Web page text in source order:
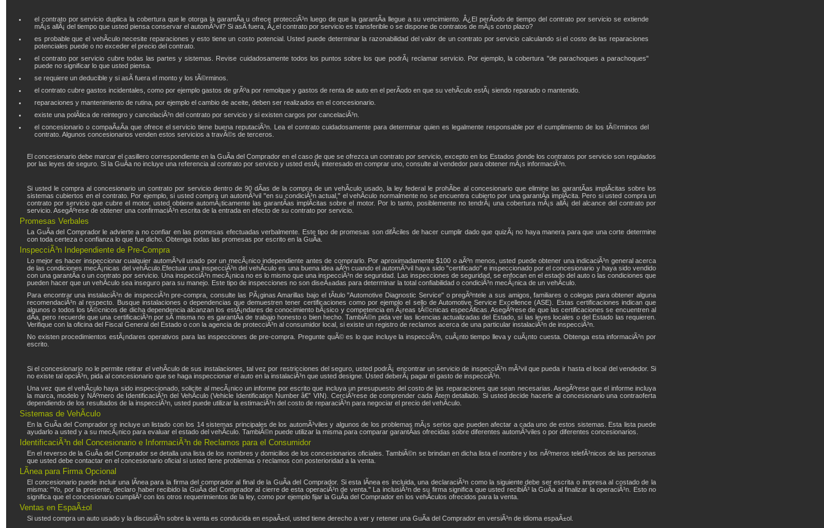
el contrato por servicio duplica la cobertura que le otorga la garantÃ­a u ofrece protecciÃ³n luego de que la garantÃ­a llegue a su vencimiento. Â¿El perÃ­odo de tiempo del contrato por servicio se extiende
mÃ¡s allÃ¡ del tiempo que usted piensa conservar el automÃ³vil? Si asÃ­ fuera, Â¿el contrato por servicio es transferible o se dispone de contratos de mÃ¡s corto plazo?
es probable que el vehÃ­culo necesite reparaciones y esto tiene un costo potencial. Usted puede determinar la razonabilidad del valor de un contrato por servicio calculando si el costo de las reparaciones
potenciales puede o no exceder el precio del contrato.
el contrato por servicio cubre todas las partes y sistemas. Revise cuidadosamente todos los puntos sobre los que podrÃ¡ reclamar servicio. Por ejemplo, la cobertura "de parachoques a parachoques"
puede no significar lo que usted piensa.
se requiere un deducible y si asÃ­ fuera el monto y los tÃ©rminos.
el contrato cubre gastos incidentales, como por ejemplo gastos de grÃºa por remolque y gastos de renta de auto en el perÃ­odo en que su vehÃ­culo estÃ¡ siendo reparado o mantenido.
reparaciones y mantenimiento de rutina, por ejemplo el cambio de aceite, deben ser realizados en el concesionario.
existe una polÃ­tica de reintegro y cancelaciÃ³n del contrato por servicio y si existen cargos por cancelaciÃ³n.
el concesionario o compaÃ±Ã­a que ofrece el servicio tiene buena reputaciÃ³n. Lea el contrato cuidadosamente para determinar quien es legalmente responsable por el cumplimiento de los tÃ©rminos del
contrato. Algunos concesionarios venden estos servicios a travÃ©s de terceros.
El concesionario debe marcar el casillero correspondiente en la GuÃ­a del Comprador en el caso de que se ofrezca un contrato por servicio, excepto en los Estados donde los contratos por servicio son regulados
por las leyes de seguro. Si la GuÃ­a no incluye una referencia al contrato por servicio y usted estÃ¡ interesado en comprar uno, consulte al vendedor para obtener mÃ¡s informaciÃ³n.
Si usted le compra al concesionario un contrato por servicio dentro de 90 dÃ­as de la compra de un vehÃ­culo usado, la ley federal le prohÃ­be al concesionario que elimine las garantÃ­as implÃ­citas sobre los
sistemas cubiertos en el contrato. Por ejemplo, si usted compra un automÃ³vil "en su condiciÃ³n actual," el vehÃ­culo normalmente no se encuentra cubierto por una garantÃ­a implÃ­cita. Pero si usted compra un
contrato por servicio que cubre el motor, usted obtiene automÃ¡ticamente las garantÃ­as implÃ­citas sobre el motor. Por lo tanto, posiblemente no tendrÃ¡ una cobertura mÃ¡s allÃ¡ del alcance del contrato por
servicio. AsegÃºrese de obtener una confirmaciÃ³n escrita de la entrada en efecto de su contrato por servicio.
Promesas Verbales
La GuÃ­a del Comprador le advierte a no confiar en las promesas efectuadas verbalmente. Este tipo de promesas son difÃ­ciles de hacer cumplir dado que quizÃ¡ no haya manera para que una corte determine
con toda certeza o confianza lo que fue dicho. Obtenga todas las promesas por escrito en la GuÃ­a.
InspecciÃ³n Independiente de Pre-Compra
Lo mejor es hacer inspeccionar cualquier automÃ³vil usado por un mecÃ¡nico independiente antes de comprarlo. Por aproximadamente $100 o aÃºn menos, usted puede obtener una indicaciÃ³n general acerca
de las condiciones mecÃ¡nicas del vehÃ­culo.Efectuar una inspecciÃ³n del vehÃ­culo es una buena idea aÃºn cuando el automÃ³vil haya sido "certificado" e inspeccionado por el concesionario y haya sido vendido
con una garantÃ­a o un contrato por servicio. Una inspecciÃ³n mecÃ¡nica no es lo mismo que una inspecciÃ³n de seguridad. Las inspecciones de seguridad, se enfocan en el estado del auto o las condiciones que
pueden hacer que un vehÃ­culo sea inseguro para su manejo. Este tipo de inspecciones no son diseÃ±adas para determinar la total confiabilidad o condiciÃ³n mecÃ¡nica de un vehÃ­culo.
Para encontrar una instalaciÃ³n de inspecciÃ³n pre-compra, consulte las PÃ¡ginas Amarillas bajo el tÃ­tulo "Automotive Diagnostic Service" o pregÃºntele a sus amigos, familiares o colegas para obtener alguna
recomendaciÃ³n al respecto. Busque instalaciones o dependencias que demuestren tener certificaciones como por ejemplo el sello de Automotive Service Excellence (ASE). Estas certificaciones indican que
algunos o todos los tÃ©cnicos de dicha dependencia alcanzan los estÃ¡ndares de conocimiento bÃ¡sico y competencia en Ã¡reas tÃ©cnicas especÃ­ficas. AsegÃºrese de que las certificaciones se encuentren al
dÃ­a, pero recuerde que una certificaciÃ³n por sÃ­ misma no es garantÃ­a de trabajo honesto o bien hecho. TambiÃ©n pida ver las licencias actualizadas del Estado, si las leyes locales o del Estado las requieren.
Verifique con la oficina del Fiscal General del Estado o con la agencia de protecciÃ³n al consumidor local, si existe un registro de reclamos acerca de una particular instalaciÃ³n de inspecciÃ³n.
No existen procedimientos estÃ¡ndares operativos para las inspecciones de pre-compra. Pregunte quÃ© es lo que incluye la inspecciÃ³n, cuÃ¡nto tiempo lleva y cuÃ¡nto cuesta. Obtenga esta informaciÃ³n por
escrito.
Si el concesionario no le permite retirar el vehÃ­culo de sus instalaciones, tal vez por restricciones del seguro, usted podrÃ¡ encontrar un servicio de inspecciÃ³n mÃ³vil que pueda ir hasta el local del vendedor. Si
no existe tal opciÃ³n, pida al concesionario que se haga inspeccionar el auto en la instalaciÃ³n que usted designe. Usted deberÃ¡ pagar el gasto de inspecciÃ³n.
Una vez que el vehÃ­culo haya sido inspeccionado, solicite al mecÃ¡nico un informe por escrito que incluya un presupuesto del costo de las reparaciones que sean necesarias. AsegÃºrese que el informe incluya
la marca, modelo y NÃºmero de IdentificaciÃ³n del VehÃ­culo (Vehicle Identification Number â€” VIN). CerciÃ³rese de comprender cada Ã­tem detallado. Si usted decide hacerle al concesionario una contraoferta
dependiendo de los resultados de la inspecciÃ³n, usted puede utilizar la estimaciÃ³n del costo de reparaciÃ³n para negociar el precio del vehÃ­culo.
Sistemas de VehÃ­culo
En la GuÃ­a del Comprador se incluye un listado con los 14 sistemas principales de los automÃ³viles y algunos de los problemas mÃ¡s serios que pueden afectar a cada uno de estos sistemas. Esta lista puede
ayudarlo a usted y a su mecÃ¡nico para evaluar el estado del vehÃ­culo. TambiÃ©n puede utilizar la misma para comparar garantÃ­as ofrecidas sobre diferentes automÃ³viles o por diferentes concesionarios.
IdentificaciÃ³n del Concesionario e InformaciÃ³n de Reclamos para el Consumidor
En el reverso de la GuÃ­a del Comprador se detalla una lista de los nombres y domicilios de los concesionarios oficiales. TambiÃ©n se brindan en dicha lista el nombre y los nÃºmeros telefÃ³nicos de las personas
que usted debe contactar en el concesionario oficial si usted tiene problemas o reclamos con posterioridad a la venta.
LÃ­nea para Firma Opcional
El concesionario puede incluir una lÃ­nea para la firma del comprador al final de la GuÃ­a del Comprador. Si esta lÃ­nea es incluida, una declaraciÃ³n como la siguiente debe ser escrita o impresa al costado de la
misma: "Yo, por la presente, declaro haber recibido la GuÃ­a del Comprador al cierre de esta operaciÃ³n de venta." La inclusiÃ³n de su firma significa que usted recibiÃ³ la GuÃ­a al finalizar la operaciÃ³n. Esto no
significa que el concesionario cumpliÃ³ con los otros requerimientos de la ley, como por ejemplo fijar la GuÃ­a del Comprador en los vehÃ­culos ofrecidos para la venta.
Ventas en EspaÃ±ol
Si usted compra un auto usado y la discusiÃ³n sobre la venta es conducida en espaÃ±ol, usted tiene derecho a ver y retener una GuÃ­a del Comprador en versiÃ³n de idioma espaÃ±ol.